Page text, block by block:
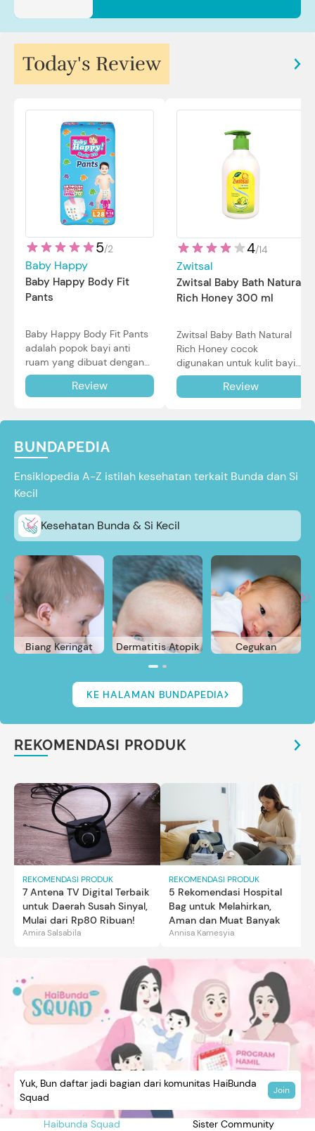
Today's Review
5/2
Baby Happy
Baby Happy Body Fit
Pants
Baby Happy Body Fit Pants
adalah popok bayi anti
ruam yang dibuat dengan
teknologi Air Through
Technology.Review
4/14
Zwitsal
Zwitsal Baby Bath Natural
Rich Honey 300 ml
Zwitsal Baby Bath Natural
Rich Honey cocok
digunakan untuk kulit bayi
baru lahir bahkan kulit
sensitif sekalipun. Simak
Review
BUNDAPEDIA
Ensiklopedia A-Z istilah kesehatan terkait Bunda dan Si
Kecil
Kesehatan Bunda & Si Kecil
Biang Keringat Dermatitis Atopik Cegukan
KE HALAMAN BUNDAPEDIA
REKOMENDASI PRODUK
REKOMENDASI PRODUK
7 Antena TV Digital Terbaik
untuk Daerah Susah Sinyal,
Mulai dari Rp80 Ribuan!
Amira Salsabila
REKOMENDASI PRODUK
5 Rekomendasi Hospital
Bag untuk Melahirkan,
Aman dan Muat Banyak
Annisa Karnesyia
Haibunda Squad Sister Community
Yuk, Bun daftar jadi bagian dari komunitas HaiBunda
Squad
Join